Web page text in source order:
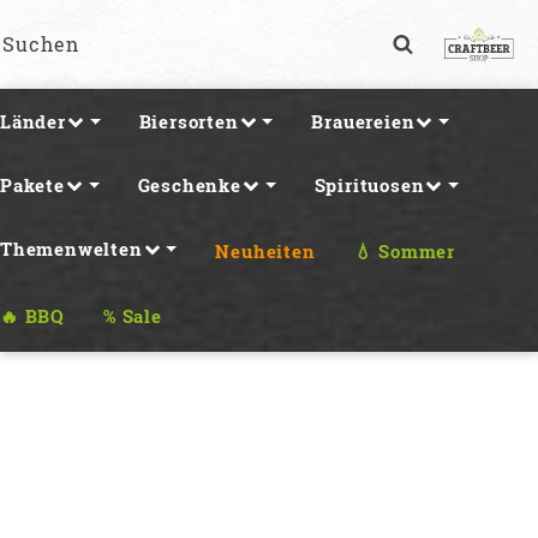
Länder Biersorten Brauereien
Pakete Geschenke Spirituosen
Themenwelten Neuheiten 💧 Sommer
🔥 BBQ % Sale